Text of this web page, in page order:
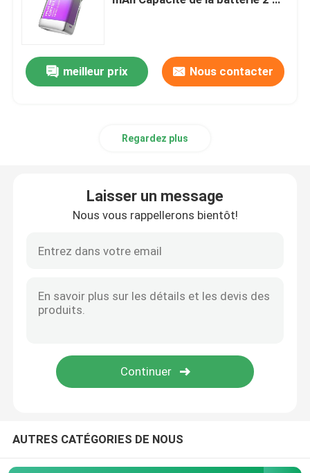
MOTI Vapeur
Vape GEEKBAR
PEAKBAR Vapeur
Vapeur de fumée
Vape HQD
Vape à l'ancienne
meilleur prix Nous contacter
Regardez plus
Laisser un message
Nous vous rappellerons bientôt!
AUTRES CATÉGORIES DE NOUS